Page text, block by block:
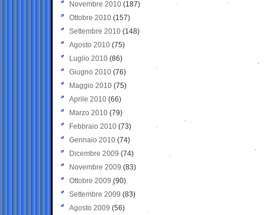
Novembre 2010 (187)
Ottobre 2010 (157)
Settembre 2010 (148)
Agosto 2010 (75)
Luglio 2010 (86)
Giugno 2010 (76)
Maggio 2010 (75)
Aprile 2010 (66)
Marzo 2010 (79)
Febbraio 2010 (73)
Gennaio 2010 (74)
Dicembre 2009 (74)
Novembre 2009 (83)
Ottobre 2009 (90)
Settembre 2009 (83)
Agosto 2009 (56)